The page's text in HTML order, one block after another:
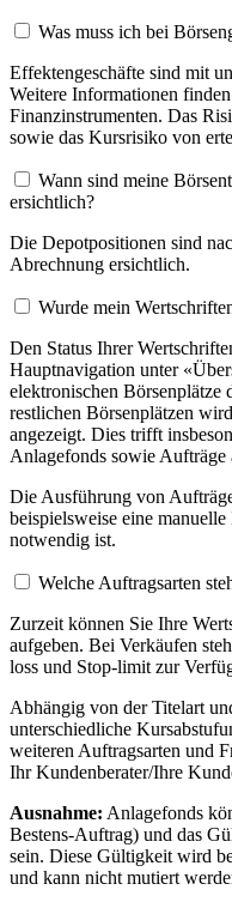
Was muss ich bei
Effektengeschäfte sind mit
Weitere Informationen
Finanzinstrumenten. Das
sowie das Kursrisiko von
Wann sind meine
ersichtlich?
Die Depotpositionen sind
Abrechnung ersichtlich.
Wurde mein
Den Status Ihrer
Hauptnavigation unter
elektronischen Börsenplätze
restlichen Börsenplätzen
angezeigt. Dies trifft
Anlagefonds sowie Aufträge
Die Ausführung von
beispielsweise eine
notwendig ist.
Welche Auftragsarten
Zurzeit können Sie Ihre
aufgeben. Bei Verkäufen
loss und Stop-limit zur
Abhängig von der Titelart
unterschiedliche
weiteren Auftragsarten und
Ihr Kundenberater/Ihre
Ausnahme: Anlagefonds
Bestens-Auftrag) und das
sein. Diese Gültigkeit wird
und kann nicht mutiert